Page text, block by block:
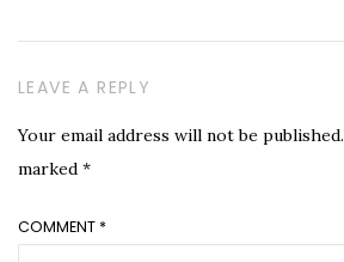
LEAVE A REPLY
Your email address will not be published.
marked *
COMMENT *